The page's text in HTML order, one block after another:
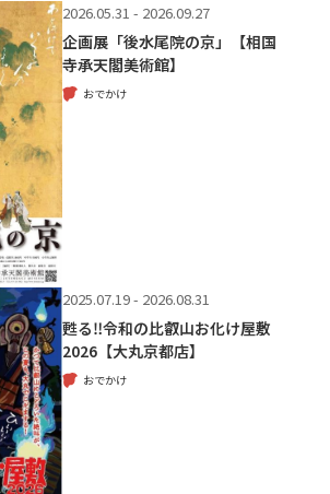
2026.05.31 - 2026.09.27
企画展「後水尾院の京」【相国
寺承天閣美術館】
おでかけ
2025.07.19 - 2026.08.31
甦る‼令和の比叡山お化け屋敷
2026【大丸京都店】
おでかけ